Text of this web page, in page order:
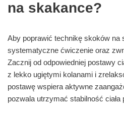
na skakance?
Aby poprawić technikę skoków na
systematyczne ćwiczenie oraz
Zacznij od odpowiedniej postawy
z lekko ugiętymi kolanami i
postawę wspiera aktywne
pozwala utrzymać stabilność